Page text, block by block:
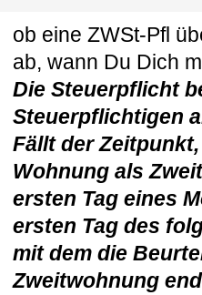
ob eine ZWSt-Pfl
ab, wann Du Dich
Die Steuerpflicht
Steuerpflichtigen
Fällt der
Wohnung als
ersten Tag eines
ersten Tag des
mit dem die
Zweitwohnung